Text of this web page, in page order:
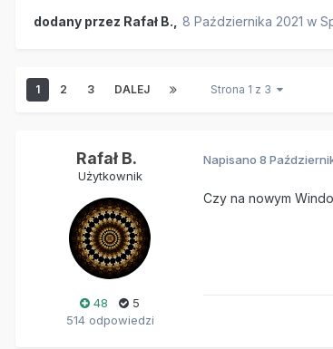
dodany przez Rafał B. 8 Października 2021 w
1 2 3 DALEJ Strona 1 z 3
Rafał B.
Użytkownik
48
5
514 odpowiedzi
Napisano 8
Czy na nowym